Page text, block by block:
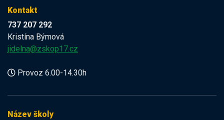
Kontakt
737 207 292
Kristína Býmová
jidelna@zskop17.cz
Provoz 6.00-14.30h
Název školy